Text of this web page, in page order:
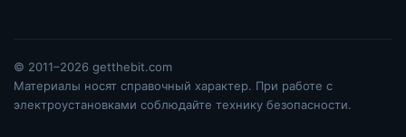
© 2011–2026 getthebit.com
Материалы носят справочный характер. При работе с
электроустановками соблюдайте технику безопасности.